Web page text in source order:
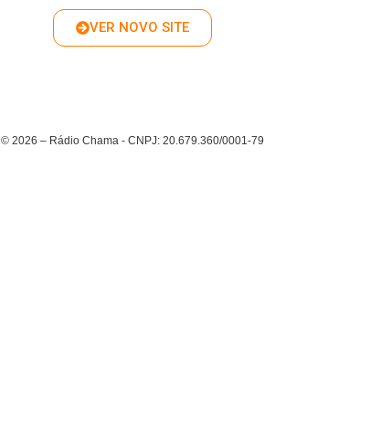
VER NOVO SITE
© 2026 – Rádio Chama - CNPJ: 20.679.360/0001-79